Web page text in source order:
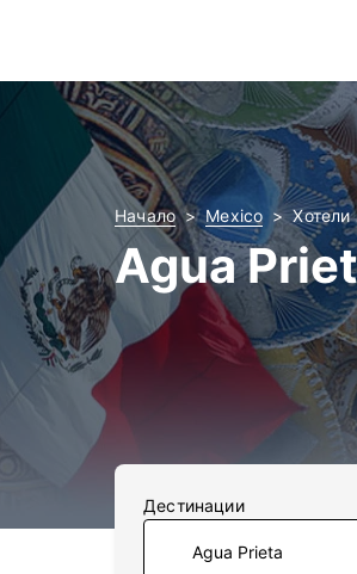
Начало Mexico Хотели
Agua
Дестинации